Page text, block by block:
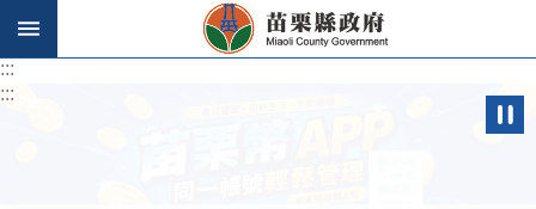
跳到主要內容區塊
:::
:::